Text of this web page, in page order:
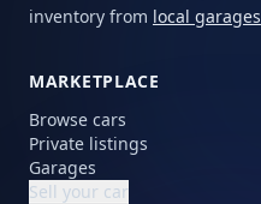
inventory from local garages
MARKETPLACE
Browse cars
Private listings
Garages
Sell your car